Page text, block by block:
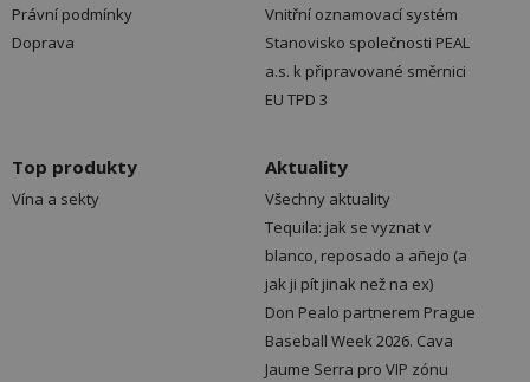
Právní podmínky
Doprava
Vnitřní oznamovací systém
Stanovisko společnosti PEAL
a.s. k připravované směrnici
EU TPD 3
Top produkty
Vína a sekty
Aktuality
Všechny aktuality
Tequila: jak se vyznat v
blanco, reposado a añejo (a
jak ji pít jinak než na ex)
Don Pealo partnerem Prague
Baseball Week 2026. Cava
Jaume Serra pro VIP zónu